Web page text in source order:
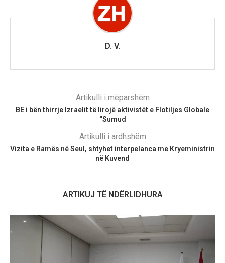
D. V.
Artikulli i mëparshëm
BE i bën thirrje Izraelit të lirojë aktivistët e Flotiljes Globale
“Sumud
Artikulli i ardhshëm
Vizita e Ramës në Seul, shtyhet interpelanca me Kryeministrin
në Kuvend
ARTIKUJ TË NDËRLIDHURA